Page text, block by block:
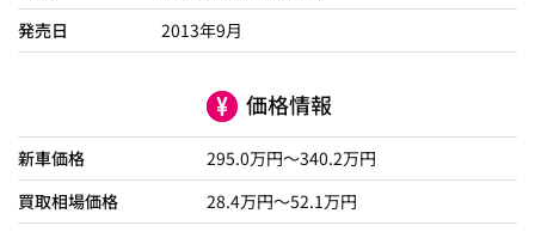
発売日
2013年9月
価格情報
新車価格 295.0万円～340.2万円
買取相場価格
28.4万円〜52.1 万円